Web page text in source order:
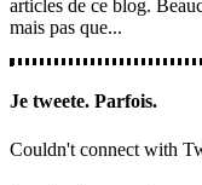
articles de ce blog.
mais pas que...
Je tweete. Parfois.
Couldn't connect with